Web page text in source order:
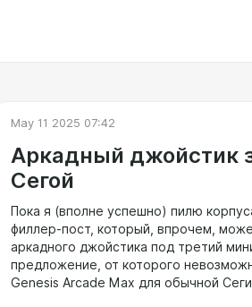
May 11 2025 07:42
Аркадный джойстик
Сегой
Пока я (вполне успешно) пилю
филлер-пост, который, впрочем,
аркадного джойстика под третий
предложение, от которого
Genesis Arcade Max для обычной